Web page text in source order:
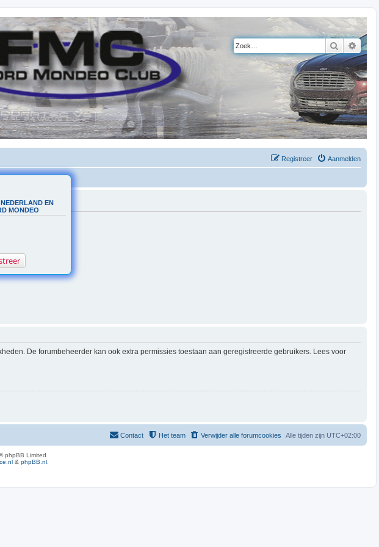
Zoek
Aanmelden
Registreer
EN
MONDEO
De forumbeheerder kan ook extra permissies toestaan aan geregistreerde gebruikers. Lees voor
Alle tijden zijn UTC+02:00
Verwijder alle forumcookies
Het team
Contact
phpBB Limited
& phpBB.nl.